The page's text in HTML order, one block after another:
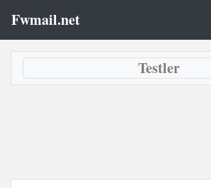
Fwmail.net
Testler